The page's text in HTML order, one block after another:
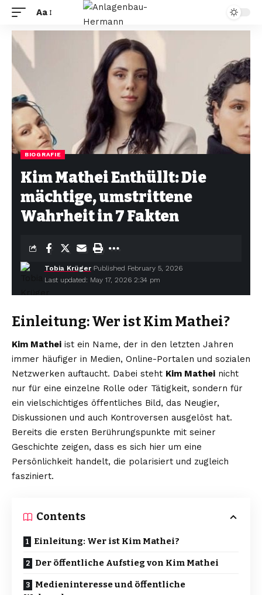
Aa
BIOGRAFIE
Kim Mathei Enthüllt: Die
mächtige, umstrittene
Wahrheit in 7 Fakten
Last updated: May 17, 2026 2:34 pm
Tobia Krüger Published February 5, 2026
Einleitung: Wer istKim Mathei?
Kim Mathei ist ein Name, der in den letzten Jahren
immer häufiger in Medien, Online-Portalen und sozialen
Netzwerken auftaucht. Dabei steht Kim Mathei nicht
nur für eine einzelne Rolle oder Tätigkeit, sondern für
ein vielschichtiges öffentliches Bild, das Neugier,
Diskussionen und auch Kontroversen ausgelöst hat.
Bereits die ersten Berührungspunkte mit seiner
Geschichte zeigen, dass es sich hier um eine
Persönlichkeit handelt, die polarisiert und zugleich
fasziniert.
Contents
Einleitung: Wer ist Kim Mathei?
Der öffentliche Aufstieg von Kim Mathei
Medieninteresse und öffentliche